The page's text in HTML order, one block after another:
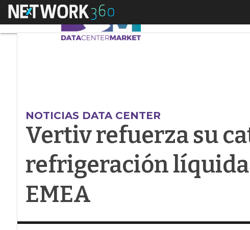
Menú
NOTICIAS DATA CENTER
Vertiv refuerza su
refrigeración
EMEA